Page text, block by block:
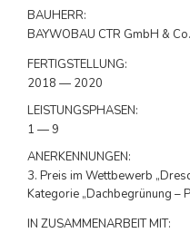
BAUHERR:
BAYWOBAU CTR GmbH &
FERTIGSTELLUNG:
2018 — 2020
LEISTUNGSPHASEN:
1 — 9
ANERKENNUNGEN:
3. Preis im Wettbewerb
Kategorie „Dachbegrünung –
IN ZUSAMMENARBEIT MIT: